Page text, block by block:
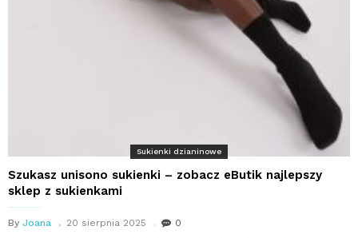
Sukienki dzianinowe
Szukasz unisono sukienki – zobacz eButik najlepszy
sklep z sukienkami
By Joana 20 sierpnia 2025 0